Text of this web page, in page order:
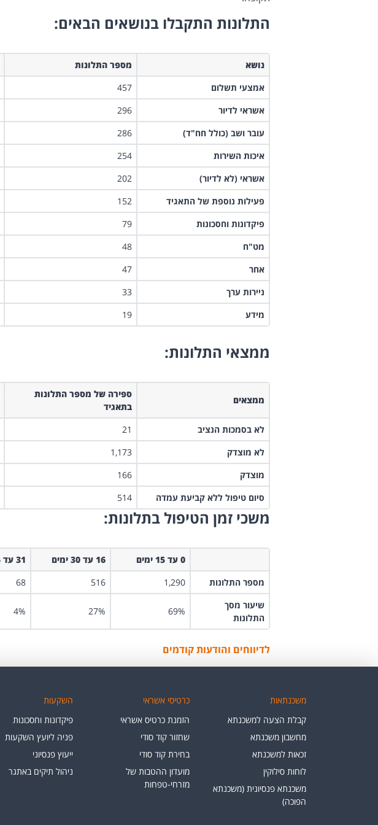
התלונות התקבלו בנושאים הבאים:
נושא מספר התלונות
אמצעי תשלום
457
אשראי לדיור
296
עובר ושב (כולל חח"ד)
286
איכות השירות
254
​אשראי (לא לדיור)
202
​פעילות נוספת של התאגיד
152
​פיקדונות וחסכונות
79
​מט"ח
48
אחר
47
​ניירות ערך
33
מידע
19
ממצאי התלונות:
ממצאים
ספירה של מספר התלונות
בתאגיד
לא בסמכות הנציב 21
לא מוצדק
1,173
מוצדק
166
סיום טיפול ללא קביעת עמדה
514
משכי זמן הטיפול בתלונות:
0 עד 15 ימים 16 עד 30 ימים 31 עד 45 ימים
מספר התלונות
1,290
516
68
שיעור מסך
התלונות
69%
27%
4%
לדיווחים והודעות קודמים
משכנתאות
קבלת הצעה למשכנתא
מחשבון משכנתא
זכאות למשכנתא
לוחות סילוקין
משכנתא פנסיונית (משכנתא
הפוכה)
כרטיסי אשראי
הזמנת כרטיס אשראי
שחזור קוד סודי
בחירת קוד סודי
מועדון ההטבות של
מזרחי-טפחות
השקעות
פיקדונות וחסכונות
פניה ליועץ השקעות
ייעוץ פנסיוני
ניהול תיקים באתגר